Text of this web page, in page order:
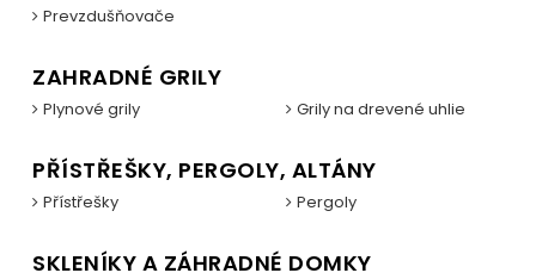
Prevzdušňovače
ZAHRADNÉ GRILY
Plynové grily Grily na drevené uhlie
PŘÍSTŘEŠKY, PERGOLY, ALTÁNY
Přístřešky Pergoly
SKLENÍKY A ZÁHRADNÉ DOMKY